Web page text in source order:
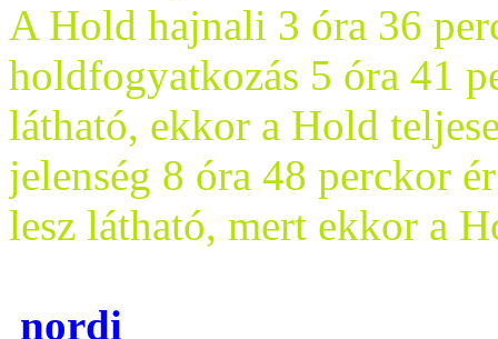
A Hold hajnali 3 óra 36
holdfogyatkozás 5 óra 41
látható, ekkor a Hold
jelenség 8 óra 48 perckor
lesz látható, mert ekkor a
nordi